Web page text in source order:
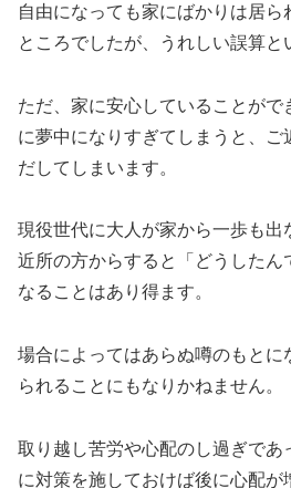
自由になっても家にばかりは居ら
ところでしたが、うれしい誤算と
ただ、家に安心していることが
に夢中になりすぎてしまうと、ご
だしてしまいます。
現役世代に大人が家から一歩も出
近所の方からすると「どうしたん
なることはあり得ます。
場合によってはあらぬ噂のもとに
られることにもなりかねません。
取り越し苦労や心配のし過ぎであ
に対策を施しておけば後に心配が